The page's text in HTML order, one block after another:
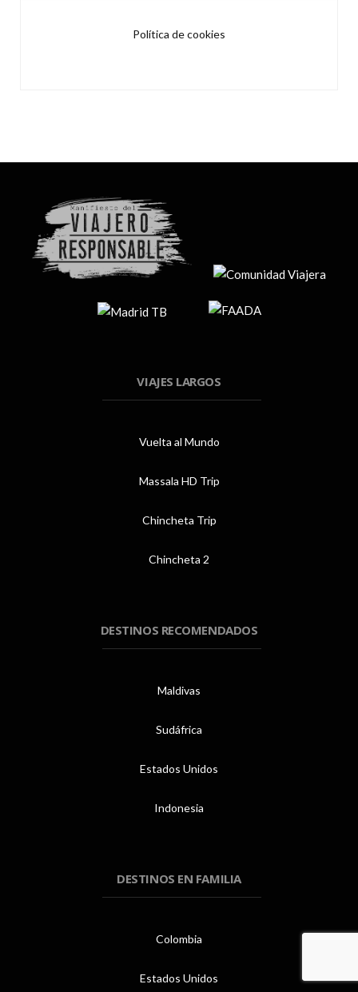
Política de cookies
VIAJES LARGOS
Vuelta al Mundo
Massala HD Trip
Chincheta Trip
Chincheta 2
DESTINOS RECOMENDADOS
Maldivas
Sudáfrica
Estados Unidos
Indonesia
DESTINOS EN FAMILIA
Colombia
Estados Unidos